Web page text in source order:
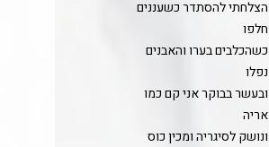
הצלחתי להסתדר כשעננים
חלפו
כשהכלבים בערו והאבנים
נפלו
ובעשר בבוקר אני קם כמו
אריה
ונושק לסיגריה ומכין כוס